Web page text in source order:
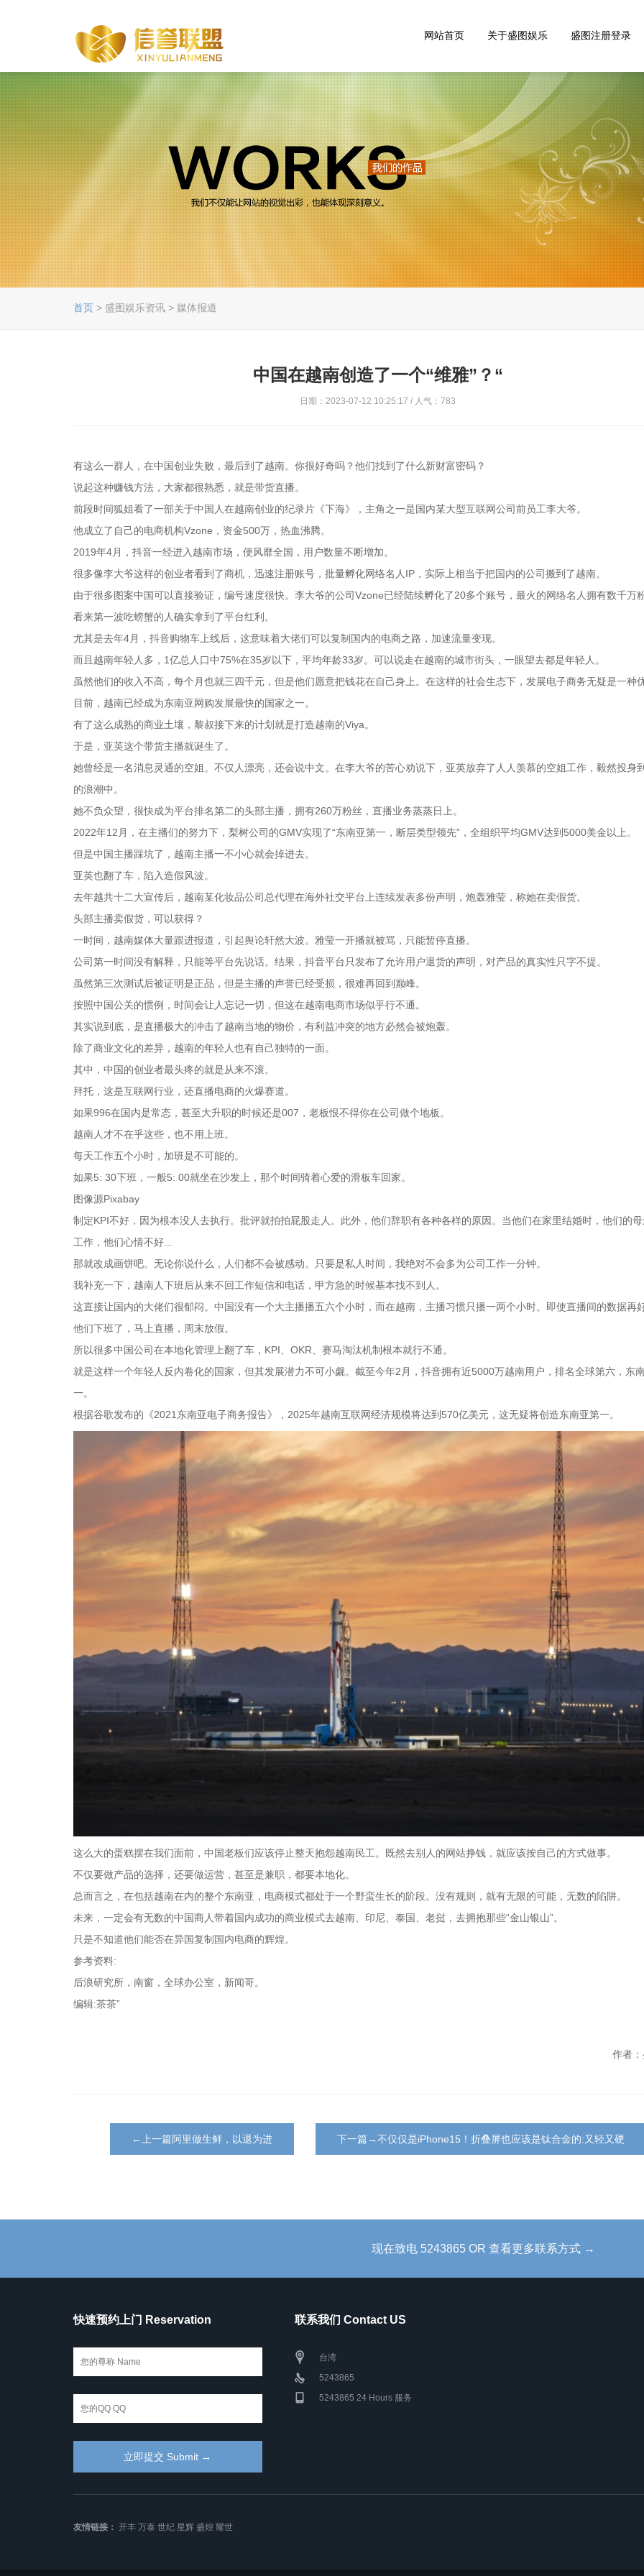
网站首页 关于盛图娱乐 盛图注册登录
首页 > 盛图娱乐资讯 > 媒体报道
中国在越南创造了一个“维雅”？“
日期：2023-07-12 10:25:17 / 人气：783
有这么一群人，在中国创业失败，最后到了越南。你很好奇吗？他们找到了什么新财富密码？
说起这种赚钱方法，大家都很熟悉，就是带货直播。
前段时间狐姐看了一部关于中国人在越南创业的纪录片《下海》，主角之一是国内某大型互联网公司前员工李大爷。
他成立了自己的电商机构Vzone，资金500万，热血沸腾。
2019年4月，抖音一经进入越南市场，便风靡全国，用户数量不断增加。
很多像李大爷这样的创业者看到了商机，迅速注册账号，批量孵化网络名人IP，实际上相当于把国内的公司搬到了越南。
由于很多图案中国可以直接验证，编号速度很快。李大爷的公司Vzone已经陆续孵化了20多个账号，最火的网络名人拥有数千万
看来第一波吃螃蟹的人确实拿到了平台红利。
尤其是去年4月，抖音购物车上线后，这意味着大佬们可以复制国内的电商之路，加速流量变现。
而且越南年轻人多，1亿总人口中75%在35岁以下，平均年龄33岁。可以说走在越南的城市街头，一眼望去都是年轻人。
虽然他们的收入不高，每个月也就三四千元，但是他们愿意把钱花在自己身上。在这样的社会生态下，发展电子商务无疑是一种
目前，越南已经成为东南亚网购发展最快的国家之一。
有了这么成熟的商业土壤，黎叔接下来的计划就是打造越南的Viya。
于是，亚英这个带货主播就诞生了。
她曾经是一名消息灵通的空姐。不仅人漂亮，还会说中文。在李大爷的苦心劝说下，亚英放弃了人人羡慕的空姐工作，毅然投身
的浪潮中。
她不负众望，很快成为平台排名第二的头部主播，拥有260万粉丝，直播业务蒸蒸日上。
2022年12月，在主播们的努力下，梨树公司的GMV实现了“东南亚第一，断层类型领先”，全组织平均GMV达到5000美金以上。
但是中国主播踩坑了，越南主播一不小心就会掉进去。
亚英也翻了车，陷入造假风波。
去年越共十二大宣传后，越南某化妆品公司总代理在海外社交平台上连续发表多份声明，炮轰雅莹，称她在卖假货。
头部主播卖假货，可以获得？
一时间，越南媒体大量跟进报道，引起舆论轩然大波。雅莹一开播就被骂，只能暂停直播。
公司第一时间没有解释，只能等平台先说话。结果，抖音平台只发布了允许用户退货的声明，对产品的真实性只字不提。
虽然第三次测试后被证明是正品，但是主播的声誉已经受损，很难再回到巅峰。
按照中国公关的惯例，时间会让人忘记一切，但这在越南电商市场似乎行不通。
其实说到底，是直播极大的冲击了越南当地的物价，有利益冲突的地方必然会被炮轰。
除了商业文化的差异，越南的年轻人也有自己独特的一面。
其中，中国的创业者最头疼的就是从来不滚。
拜托，这是互联网行业，还直播电商的火爆赛道。
如果996在国内是常态，甚至大升职的时候还是007，老板恨不得你在公司做个地板。
越南人才不在乎这些，也不用上班。
每天工作五个小时，加班是不可能的。
如果5: 30下班，一般5: 00就坐在沙发上，那个时间骑着心爱的滑板车回家。
图像源Pixabay
制定KPI不好，因为根本没人去执行。批评就拍拍屁股走人。此外，他们辞职有各种各样的原因。当他们在家里结婚时，他们的
工作，他们心情不好...
那就改成画饼吧。无论你说什么，人们都不会被感动。只要是私人时间，我绝对不会多为公司工作一分钟。
我补充一下，越南人下班后从来不回工作短信和电话，甲方急的时候基本找不到人。
这直接让国内的大佬们很郁闷。中国没有一个大主播播五六个小时，而在越南，主播习惯只播一两个小时。即使直播间的数据再
他们下班了，马上直播，周末放假。
所以很多中国公司在本地化管理上翻了车，KPI、OKR、赛马淘汰机制根本就行不通。
就是这样一个年轻人反内卷化的国家，但其发展潜力不可小觑。截至今年2月，抖音拥有近5000万越南用户，排名全球第六，东
一。
根据谷歌发布的《2021东南亚电子商务报告》，2025年越南互联网经济规模将达到570亿美元，这无疑将创造东南亚第一。
这么大的蛋糕摆在我们面前，中国老板们应该停止整天抱怨越南民工。既然去别人的网站挣钱，就应该按自己的方式做事。
不仅要做产品的选择，还要做运营，甚至是兼职，都要本地化。
总而言之，在包括越南在内的整个东南亚，电商模式都处于一个野蛮生长的阶段。没有规则，就有无限的可能，无数的陷阱。
未来，一定会有无数的中国商人带着国内成功的商业模式去越南、印尼、泰国、老挝，去拥抱那些“金山银山”。
只是不知道他们能否在异国复制国内电商的辉煌。
参考资料:
后浪研究所，南窗，全球办公室，新闻哥。
编辑:茶茶”
作者
←上一篇阿里做生鲜，以退为进 下一篇→不仅仅是iPhone15！折叠屏也应该是钛合金的:又轻又硬
现在致电 5243865 OR 查看更多联系方式 →
快速预约上门 Reservation 联系我们 Contact US
台湾
5243865
5243865 24 Hours 服务
友情链接： 开丰 万泰 世纪 星辉 盛煌 耀世